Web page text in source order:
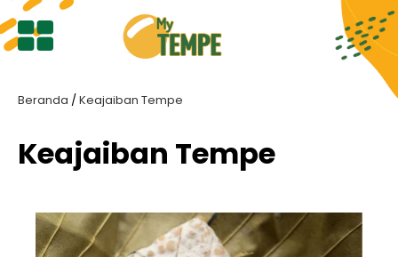
Cari
Artikel
Lestari
Beranda /Keajaiban Tempe
Keajaiban Tempe